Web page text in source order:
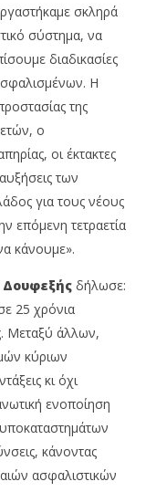
σκληρά
σύστημα, να
διαδικασίες
Η
της
ο
οι έκτακτες
των
για τους νέους
επόμενη τετραετία
κάνουμε».
Δουφεξής δήλωσε:
25 χρόνια
Μεταξύ άλλων,
κύριων
κι όχι
ενοποίηση
κάνοντας
ασφαλιστικών